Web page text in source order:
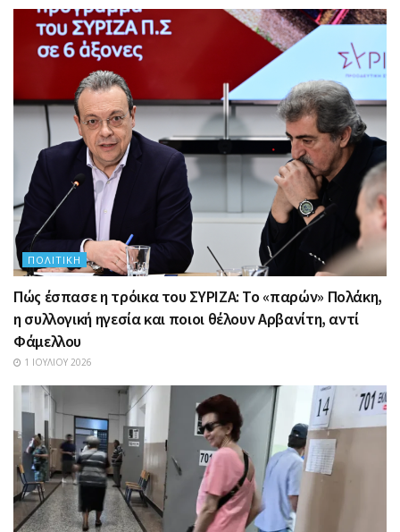
ΠΟΛΙΤΙΚΉ
Πώς έσπασε η τρόικα του ΣΥΡΙΖΑ: Το «παρών» Πολάκη,
η συλλογική ηγεσία και ποιοι θέλουν Αρβανίτη, αντί
Φάμελλου
1 ΙΟΥΛΊΟΥ 2026